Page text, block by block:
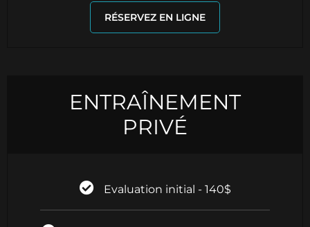
RÉSERVEZ EN LIGNE
ENTRAÎNEMENT
PRIVÉ
Evaluation initial - 140$